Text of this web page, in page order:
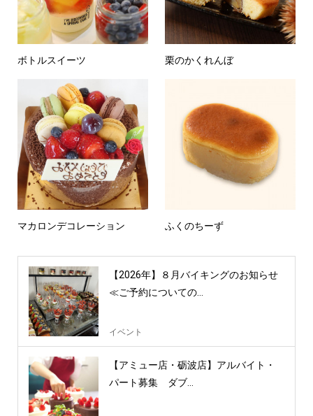
ボトルスイーツ 栗のかくれんぼ
マカロンデコレーション ふくのちーず
【2026年】８月バイキングのお知らせ
≪ご予約についての...
イベント
【アミュー店・砺波店】アルバイト・
パート募集 ダブ...